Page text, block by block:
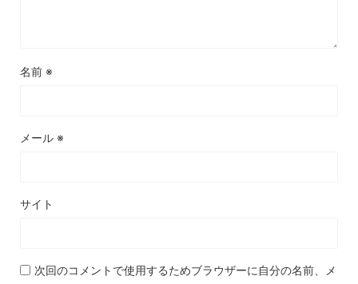
名前 ※
メール ※
サイト
次回のコメントで使用するためブラウザーに自分の名前、メ